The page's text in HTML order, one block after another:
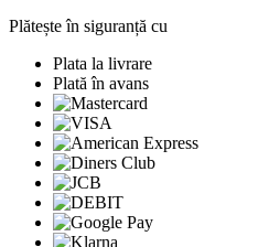
Plătește în siguranță cu
Plata la livrare
Plată în avans